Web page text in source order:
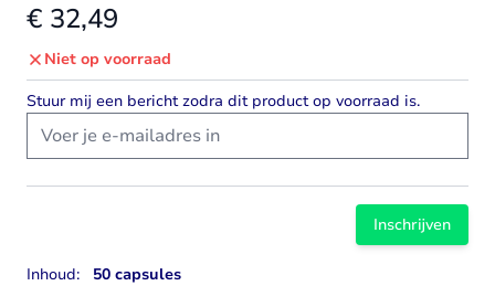
€ 32,49
Niet op voorraad
Stuur mij een bericht zodra dit product op voorraad is.
Inschrijven
Inhoud: 50 capsules